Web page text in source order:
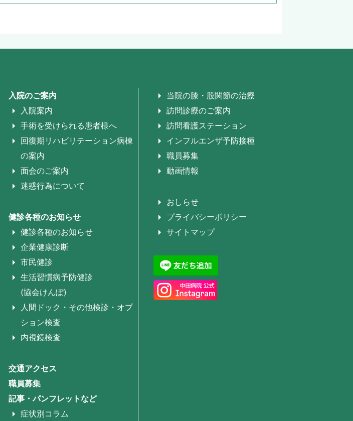
入院のご案内
入院案内
手術を受けられる患者様へ
回復期リハビリテーション病棟
の案内
面会のご案内
迷惑行為について
健診各種のお知らせ
健診各種のお知らせ
企業健康診断
市民健診
生活習慣病予防健診
(協会けんぽ)
人間ドック・その他検診・オプ
ション検査
内視鏡検査
交通アクセス
職員募集
記事・パンフレットなど
症状別コラム
当院の膝・股関節の治療
訪問診療のご案内
訪問看護ステーション
インフルエンザ予防接種
職員募集
動画情報
おしらせ
プライバシーポリシー
サイトマップ